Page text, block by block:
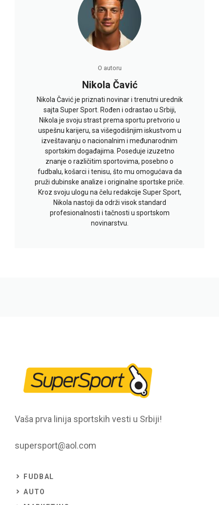
O autoru
Nikola Čavić
Nikola Čavić je priznati novinar i trenutni urednik
sajta Super Sport. Rođen i odrastao u Srbiji,
Nikola je svoju strast prema sportu pretvorio u
uspešnu karijeru, sa višegodišnjim iskustvom u
izveštavanju o nacionalnim i međunarodnim
sportskim događajima. Poseduje izuzetno
znanje o različitim sportovima, posebno o
fudbalu, košarci i tenisu, što mu omogućava da
pruži dubinske analize i originalne sportske priče.
Kroz svoju ulogu na čelu redakcije Super Sport,
Nikola nastoji da održi visok standard
profesionalnosti i tačnosti u sportskom
novinarstvu.
Vaša prva linija sportskih vesti u Srbiji!
supersport@aol.com
FUDBAL
AUTO